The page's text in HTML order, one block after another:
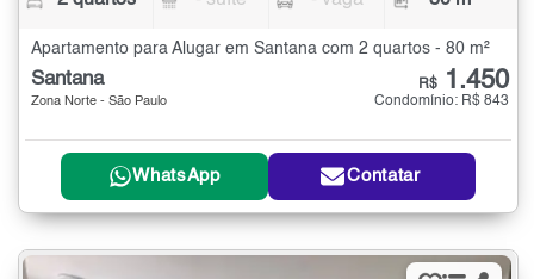
Apartamento para Alugar em Santana com 2 quartos - 80 m²
Santana
Zona Norte - São Paulo
R$ 1.450
Condomínio: R$ 843
WhatsApp Contatar